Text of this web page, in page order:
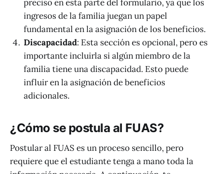
preciso en esta parte del formulario, ya que los
ingresos de la familia juegan un papel
fundamental en la asignación de los beneficios.
Discapacidad: Esta sección es opcional, pero es
importante incluirla si algún miembro de la
familia tiene una discapacidad. Esto puede
influir en la asignación de beneficios
adicionales.
¿Cómo se postula al FUAS?
Postular al FUAS es un proceso sencillo, pero
requiere que el estudiante tenga a mano toda la